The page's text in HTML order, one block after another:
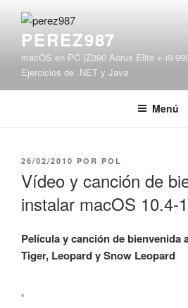
contenidoPEREZ987
macOS en PC (Z390 Aorus Elite + i9-
Ejercicios de .NET y Java
Menú
PUBLICADO
26/02/2010 POR POL
Vídeo y canción de
instalar macOS 10.4-
Película y canción de bienvenida
Tiger, Leopard y Snow Leopard